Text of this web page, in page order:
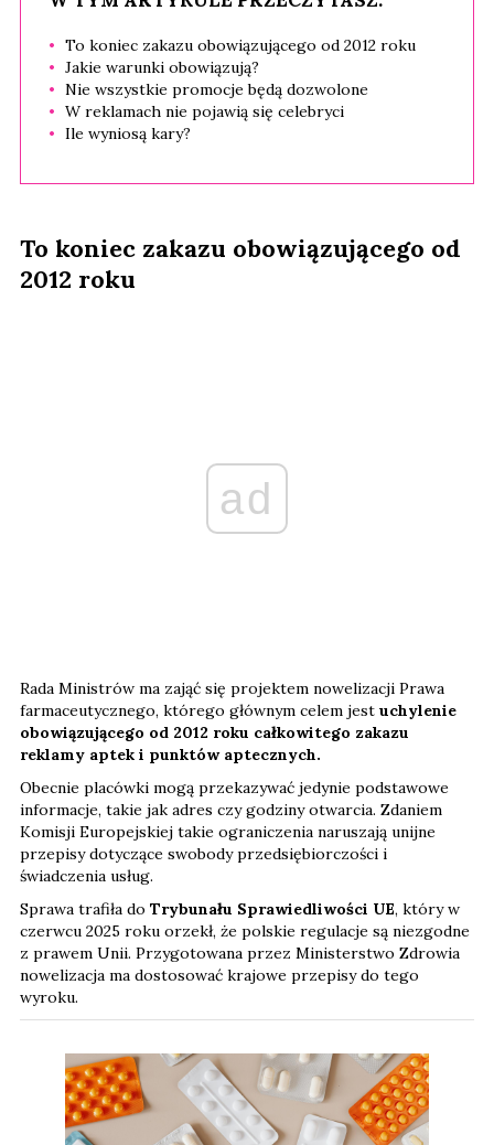
To koniec zakazu obowiązującego od 2012 roku
Jakie warunki obowiązują?
Nie wszystkie promocje będą dozwolone
W reklamach nie pojawią się celebryci
Ile wyniosą kary?
To koniec zakazu obowiązującego od
2012 roku
ad
Rada Ministrów ma zająć się projektem nowelizacji Prawa
farmaceutycznego, którego głównym celem jest uchylenie
obowiązującego od 2012 roku całkowitego zakazu
reklamy aptek i punktów aptecznych.
Obecnie placówki mogą przekazywać jedynie podstawowe
informacje, takie jak adres czy godziny otwarcia. Zdaniem
Komisji Europejskiej takie ograniczenia naruszają unijne
przepisy dotyczące swobody przedsiębiorczości i
świadczenia usług.
Sprawa trafiła do Trybunału Sprawiedliwości UE, który w
czerwcu 2025 roku orzekł, że polskie regulacje są niezgodne
z prawem Unii. Przygotowana przez Ministerstwo Zdrowia
nowelizacja ma dostosować krajowe przepisy do tego
wyroku.